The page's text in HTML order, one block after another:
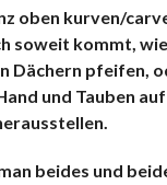
oben kurven/
soweit kommt,
Dächern pfeifen,
und Tauben
beides und